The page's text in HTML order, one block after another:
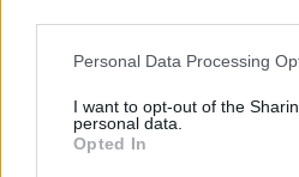
Personal Data Processing
I want to opt-out of the
personal data.
Opted In
XIV Konferencja Naukowa
i pielęgnacji chorych na
FALENTY 2020”
Polskie Towarzystwo do